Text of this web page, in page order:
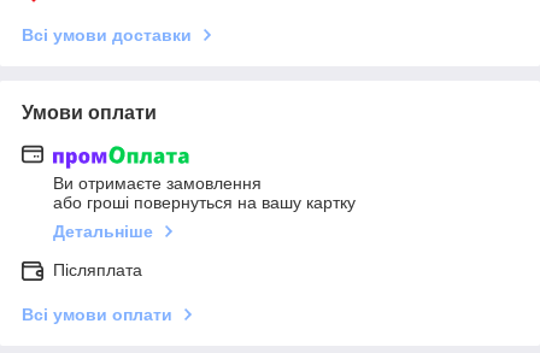
Всі умови доставки
Умови оплати
Ви отримаєте замовлення
або гроші повернуться на вашу картку
Детальніше
Післяплата
Всі умови оплати